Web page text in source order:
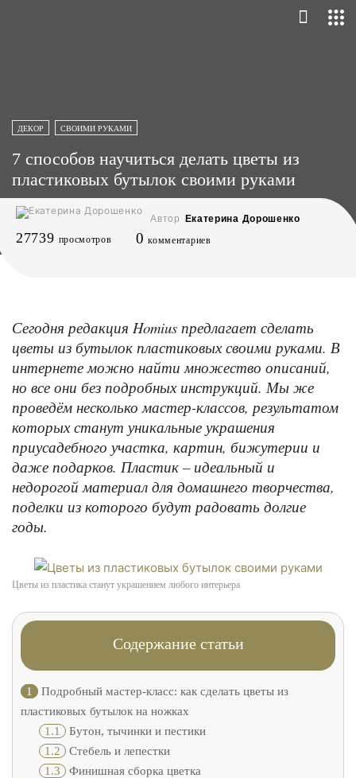
ДЕКОР СВОИМИ РУКАМИ
7 способов научиться делать цветы из
пластиковых бутылок своими руками
Автор Екатерина Дорошенко
27739 просмотров 0 комментариев
Сегодня редакция Homius предлагает сделать
цветы из бутылок пластиковых своими руками. В
интернете можно найти множество описаний,
но все они без подробных инструкций. Мы же
проведём несколько мастер-классов, результатом
которых станут уникальные украшения
приусадебного участка, картин, бижутерии и
даже подарков. Пластик – идеальный и
недорогой материал для домашнего творчества,
поделки из которого будут радовать долгие
годы.
Цветы из пластика станут украшением любого интерьера
Содержание статьи
1
Подробный мастер-класс: как сделать цветы из
пластиковых бутылок на ножках
1.1 Бутон, тычинки и пестики
1.2 Стебель и лепестки
1.3 Финишная сборка цветка